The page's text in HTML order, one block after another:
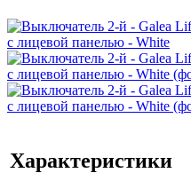
Характеристики